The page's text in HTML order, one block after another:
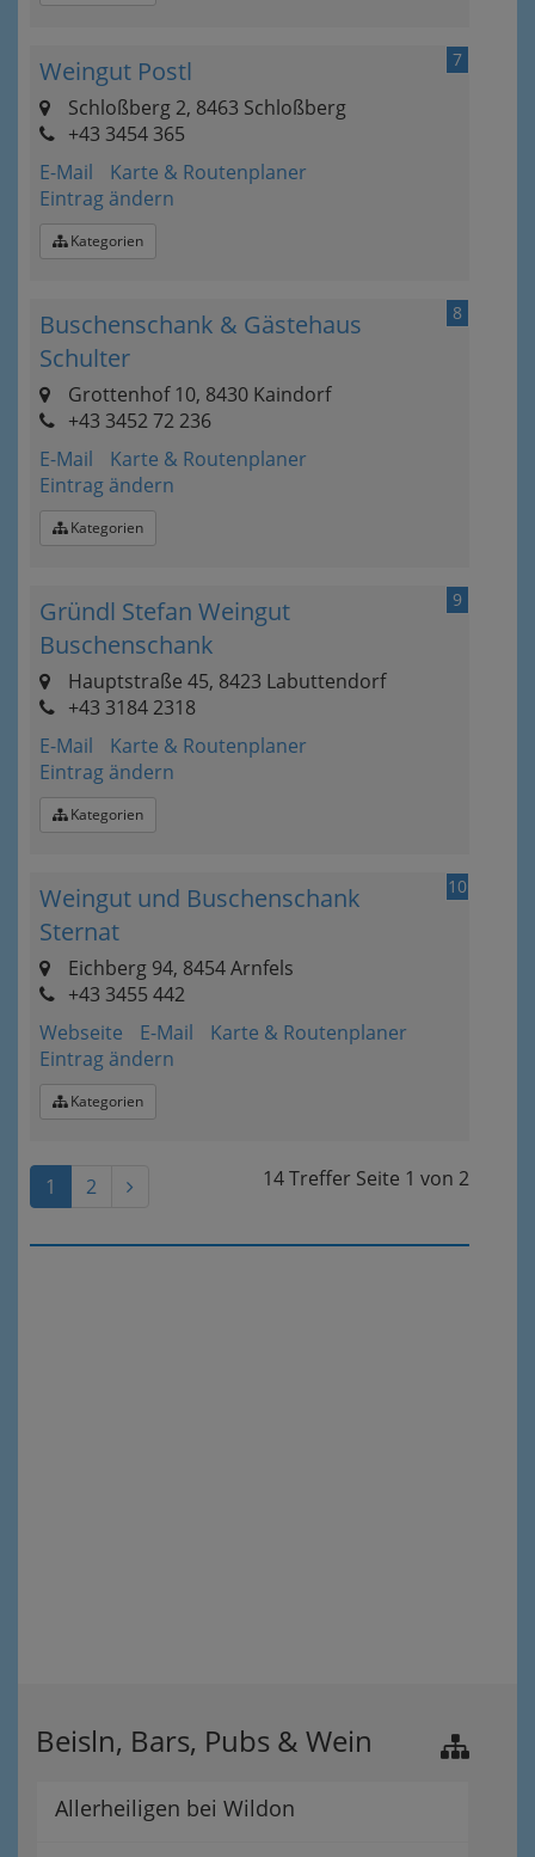
7
Weingut Postl
Schloßberg 2, 8463 Schloßberg
+43 3454 365
E-Mail
Karte & Routenplaner
Eintrag ändern
Kategorien
8
Buschenschank & Gästehaus
Schulter
Grottenhof 10, 8430 Kaindorf
+43 3452 72 236
E-Mail
Karte & Routenplaner
Eintrag ändern
Kategorien
9
Gründl Stefan Weingut
Buschenschank
Hauptstraße 45, 8423 Labuttendorf
+43 3184 2318
E-Mail
Karte & Routenplaner
Eintrag ändern
Kategorien
10
Weingut und Buschenschank
Sternat
Eichberg 94, 8454 Arnfels
+43 3455 442
Webseite
E-Mail
Karte & Routenplaner
Eintrag ändern
Kategorien
14 Treffer Seite 1 von 2
1 2
Beisln, Bars, Pubs & Wein
Allerheiligen bei Wildon